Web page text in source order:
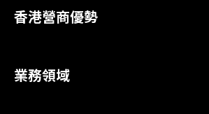
香港營商優勢
業務領域